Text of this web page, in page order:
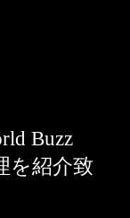
Buzz
を紹介致